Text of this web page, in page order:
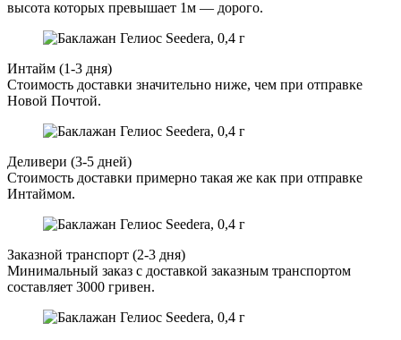
высота которых превышает 1м — дорого.
Интайм (1-3 дня)
Стоимость доставки значительно ниже, чем при отправке
Новой Почтой.
Деливери (3-5 дней)
Стоимость доставки примерно такая же как при отправке
Интаймом.
Заказной транспорт (2-3 дня)
Минимальный заказ с доставкой заказным транспортом
составляет 3000 гривен.